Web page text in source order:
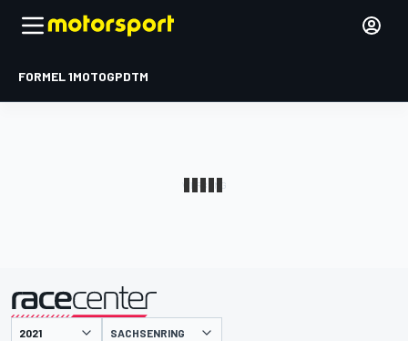
FORMEL 1MOTOGPDTM
SACHSENRING